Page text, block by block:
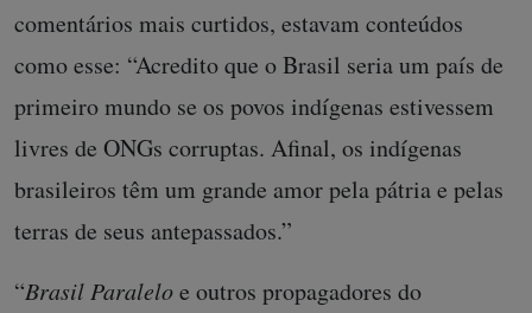
comentários mais curtidos, estavam conteúdos
como esse: “Acredito que o Brasil seria um país de
primeiro mundo se os povos indígenas estivessem
livres de ONGs corruptas. Afinal, os indígenas
brasileiros têm um grande amor pela pátria e pelas
terras de seus antepassados.”
“Brasil Paraleloe outros propagadores do